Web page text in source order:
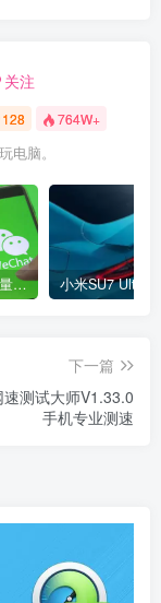
关注
128 764W+
电脑。
微信官宣瘦身！批量清理原图新功能来了 安卓、iOS均可使用
下一篇
测试大师V1.33.0
手机专业测速